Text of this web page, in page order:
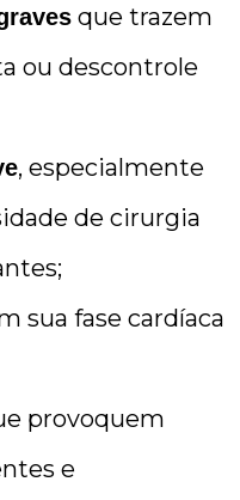
que trazem
ou descontrole
, especialmente
de cirurgia
sua fase cardíaca
provoquem
e